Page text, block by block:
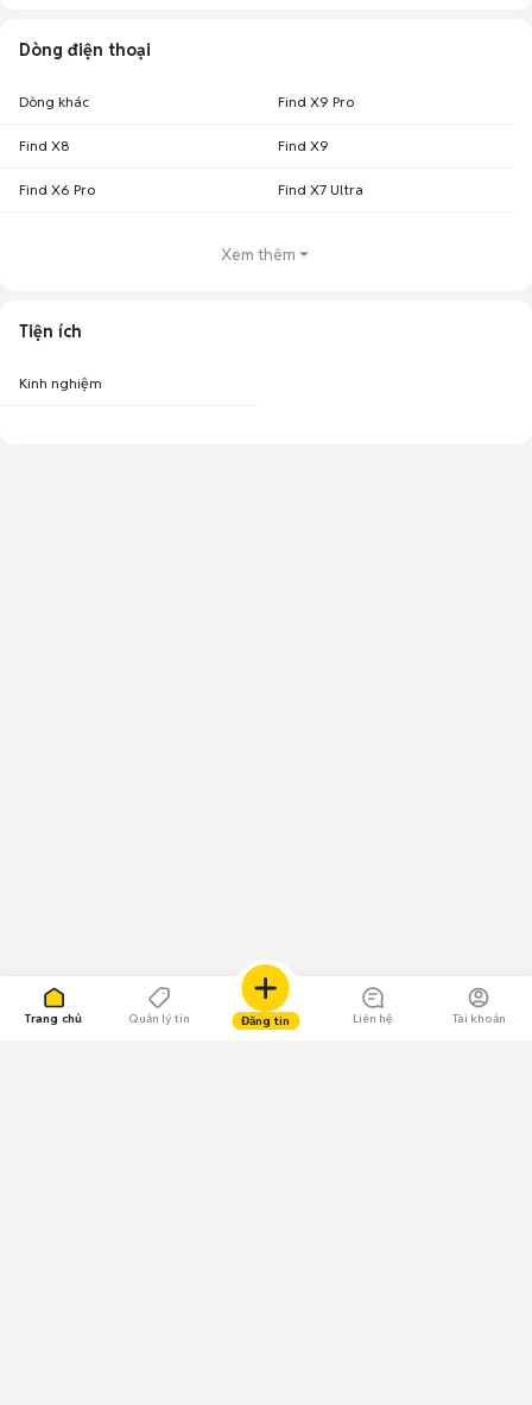
Trang chủ Quản lý tin Đăng tin Liên hệ Tài khoản
Dòng điện thoại
Dòng khác Find X9 Pro
Find X8 Find X9
Find X6 Pro Find X7 Ultra
Xem thêm
Tiện ích
Kinh nghiệm